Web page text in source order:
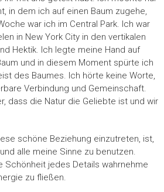
in dem ich auf einen Baum zugehe,
war ich im Central Park. Ich war
in New York City in den vertikalen
Hektik. Ich legte meine Hand auf
und in diesem Moment spürte ich
des Baumes. Ich hörte keine Worte,
Verbindung und Gemeinschaft.
dass die Natur die Geliebte ist und wir
schöne Beziehung einzutreten, ist,
alle meine Sinne zu benutzen.
Schönheit jedes Details wahrnehme
zu fließen.